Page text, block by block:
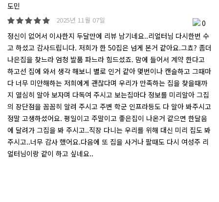
도민
2025년 11월 07일
0
정신이 없어서 이사한지 두달만에 리뷰 남기네요..리얼터님 다시한번 수
고 하셨고 감사드립니다. 저희가 한 50집은 넘게 본거 같아요.그쵸? 좀더
나은집을 찾느라 엄청 발품 파느라 힘드셨죠. 맘에 들어서 계약 한다고
하고선 집에 와서 생각 해보니 별로 인거 같아 몇번이나 캔슬하고 그때마
다 너무 미안해하는 저희에게 괜찮다며 우리가 만족하는 집을 찾을때까
지 열심히 알아 보자며 다독여 주시고 보는집마다 정보를 미리알아 그집
의 장단점을 꼼꼼히 알려 주시고 주변 학군 인프라등도 다 알아 봐주시고
정말 고생하셨어요. 평일이고 주말이고 좋은집이 나온거 같으면 한달음
에 달려가 그집을 봐 주시고..직장 다니는 우리를 위해 대신 미리 집도 봐
주시고..너무 감사 했어요.다음에 또 집을 사거나 팔때도 다시 여성주 리
얼터님이랑 같이 하고 싶네요..